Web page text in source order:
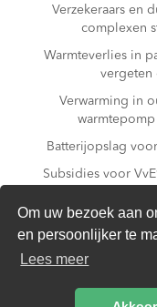
Om uw bezoek aan
en persoonlijker te
Lees meer
Verzekeraars en
complexen
Warmteverlies in
vergeten
Verwarming in
Batterijopslag
Subsidies voor
Slim laden in
Van gas naar